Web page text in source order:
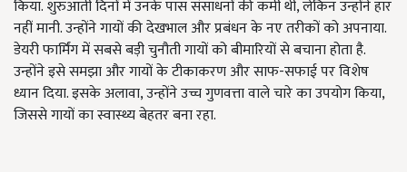
किया. शुरुआती दिनों में उनके पास संसाधनों की कमी थी, लेकिन उन्होंने हार
नहीं मानी. उन्होंने गायों की देखभाल और प्रबंधन के नए तरीकों को अपनाया.
डेयरी फार्मिंग में सबसे बड़ी चुनौती गायों को बीमारियों से बचाना होता है.
उन्होंने इसे समझा और गायों के टीकाकरण और साफ-सफाई पर विशेष
ध्यान दिया. इसके अलावा, उन्होंने उच्च गुणवत्ता वाले चारे का उपयोग किया,
जिससे गायों का स्वास्थ्य बेहतर बना रहा.